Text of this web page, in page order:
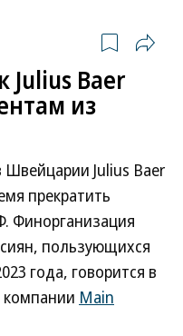
Baer
из
Julius Baer
прекратить
Финорганизация
пользующихся
года, говорится в
Main